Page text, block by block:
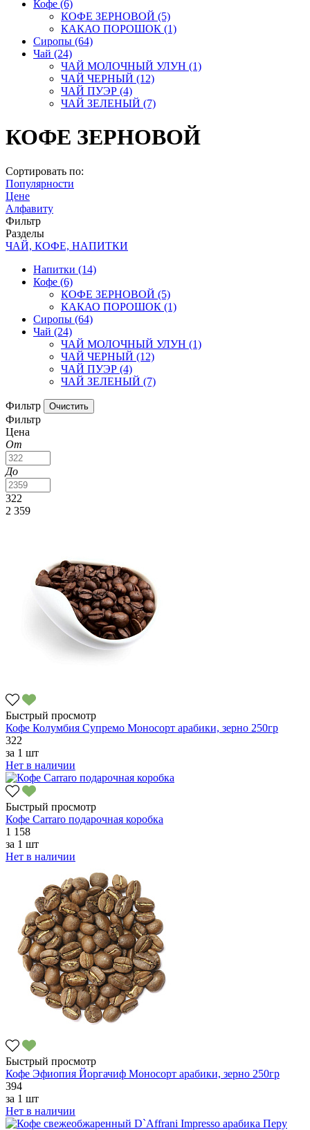
Кофе (6)
КОФЕ ЗЕРНОВОЙ (5)
КАКАО ПОРОШОК (1)
Сиропы (64)
Чай (24)
ЧАЙ МОЛОЧНЫЙ УЛУН (1)
ЧАЙ ЧЕРНЫЙ (12)
ЧАЙ ПУЭР (4)
ЧАЙ ЗЕЛЕНЫЙ (7)
КОФЕ ЗЕРНОВОЙ
Сортировать по:
Популярности
Цене
Алфавиту
Фильтр
Разделы
ЧАЙ, КОФЕ, НАПИТКИ
Напитки (14)
Кофе (6)
КОФЕ ЗЕРНОВОЙ (5)
КАКАО ПОРОШОК (1)
Сиропы (64)
Чай (24)
ЧАЙ МОЛОЧНЫЙ УЛУН (1)
ЧАЙ ЧЕРНЫЙ (12)
ЧАЙ ПУЭР (4)
ЧАЙ ЗЕЛЕНЫЙ (7)
Фильтр
Фильтр
Цена
От
До
322
2 359
Быстрый просмотр
Кофе Колумбия Супремо Моносорт арабики, зерно 250гр
322
за 1 шт
Нет в наличии
Быстрый просмотр
Кофе Carraro подарочная коробка
1 158
за 1 шт
Нет в наличии
Быстрый просмотр
Кофе Эфиопия Йоргачиф Моносорт арабики, зерно 250гр
394
за 1 шт
Нет в наличии